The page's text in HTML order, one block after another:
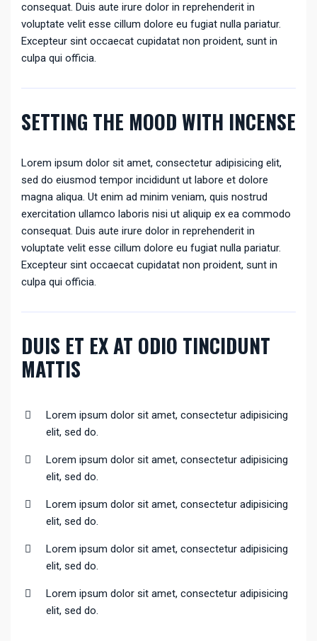
consequat. Duis aute irure dolor in reprehenderit in
voluptate velit esse cillum dolore eu fugiat nulla pariatur.
Excepteur sint occaecat cupidatat non proident, sunt in
culpa qui officia.
SETTING THE MOOD WITH INCENSE
Lorem ipsum dolor sit amet, consectetur adipisicing elit,
sed do eiusmod tempor incididunt ut labore et dolore
magna aliqua. Ut enim ad minim veniam, quis nostrud
exercitation ullamco laboris nisi ut aliquip ex ea commodo
consequat. Duis aute irure dolor in reprehenderit in
voluptate velit esse cillum dolore eu fugiat nulla pariatur.
Excepteur sint occaecat cupidatat non proident, sunt in
culpa qui officia.
DUIS ET EX AT ODIO TINCIDUNT
MATTIS
Lorem ipsum dolor sit amet, consectetur adipisicing
elit, sed do.
Lorem ipsum dolor sit amet, consectetur adipisicing
elit, sed do.
Lorem ipsum dolor sit amet, consectetur adipisicing
elit, sed do.
Lorem ipsum dolor sit amet, consectetur adipisicing
elit, sed do.
Lorem ipsum dolor sit amet, consectetur adipisicing
elit, sed do.